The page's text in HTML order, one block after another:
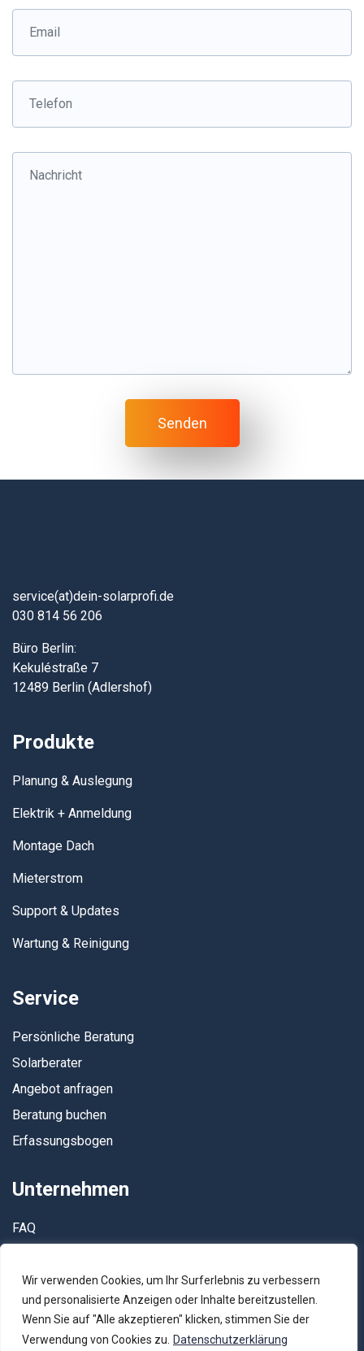
Wir verwenden Cookies, um Ihr Surferlebnis zu verbessern
und personalisierte Anzeigen oder Inhalte bereitzustellen.
Wenn Sie auf "Alle akzeptieren" klicken, stimmen Sie der
Verwendung von Cookies zu.
Datenschutzerklärung
service(at)dein-solarprofi.de
030 814 56 206
Büro Berlin:
Kekuléstraße 7
12489 Berlin (Adlershof)
Produkte
Planung & Auslegung
Elektrik + Anmeldung
Montage Dach
Mieterstrom
Support & Updates
Wartung & Reinigung
Service
Persönliche Beratung
Solarberater
Angebot anfragen
Beratung buchen
Erfassungsbogen
Unternehmen
FAQ
AGB
Datenschutz
Impressum